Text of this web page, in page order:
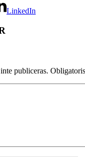
LinkedIn
publiceras.